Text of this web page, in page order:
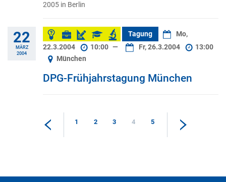
2005 in Berlin
22
MÄRZ
2004
Tagung
Mo,
22.3.2004
10:00 — Fr, 26.3.2004
13:00
München
DPG-Frühjahrstagung München
1 2 3 4 5